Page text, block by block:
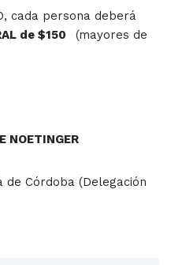
cada persona deberá
de $150 (mayores de
NOETINGER
de Córdoba (Delegación